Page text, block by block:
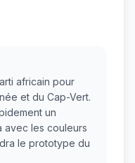
africain pour
et du Cap-Vert.
un
avec les couleurs
le prototype du